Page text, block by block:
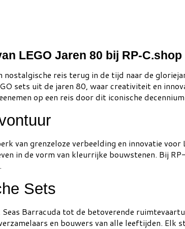
LEGO Jaren 80 bij RP-C.shop
nostalgische reis terug in de tijd naar de
sets uit de jaren 80, waar creativiteit en
op een reis door dit iconische
van grenzeloze verbeelding en innovatie
in de vorm van kleurrijke bouwstenen. Bij
Sets
Barracuda tot de betoverende
en bouwers van alle leeftijden.